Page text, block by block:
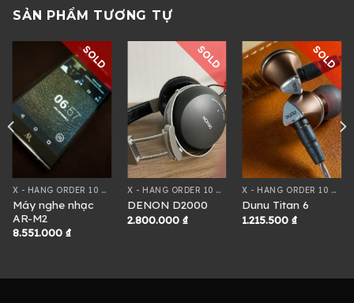
SẢN PHẨM TƯƠNG TỰ
SOLD
X - HÀNG ORDER 10 NGÀY
Máy nghe nhạc
AR-M2
8.551.000 ₫
SOLD
X - HÀNG ORDER 10 NGÀY
DENON D2000
2.800.000₫
SOLD
X - HÀNG ORDER 10 NGÀY
Dunu Titan 6
1.215.500₫